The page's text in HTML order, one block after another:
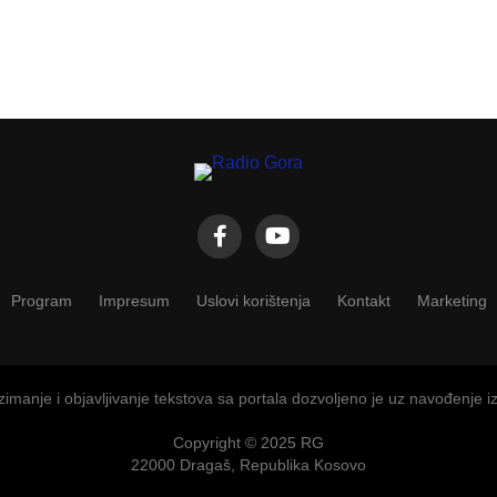
Program Impresum Uslovi korištenja Kontakt Marketing
i objavljivanje tekstova sa portala dozvoljeno je uz navođenje
Copyright © 2025 RG
22000 Dragaš, Republika Kosovo